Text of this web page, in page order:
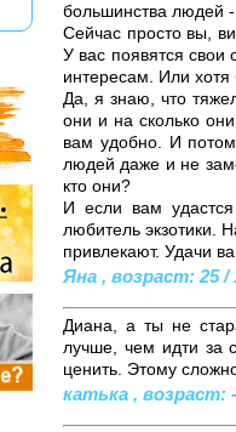
большинства людей
Сейчас просто вы,
У вас появятся свои
интересам. Или хотя
Да, я знаю, что
они и на сколько
вам удобно. И
людей даже и не
кто они?
И если вам
любитель экзотики.
привлекают. Удачи
Яна , возраст: 25 /
Диана, а ты не
лучше, чем идти за
ценить. Этому
катька , возраст: -